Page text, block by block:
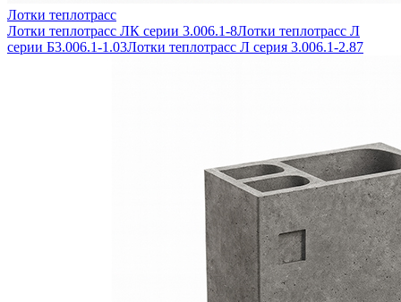
Лотки теплотрасс
Лотки теплотрасс ЛК серии 3.006.1-8Лотки теплотрасс Л
серии Б3.006.1-1.03Лотки теплотрасс Л серия 3.006.1-2.87